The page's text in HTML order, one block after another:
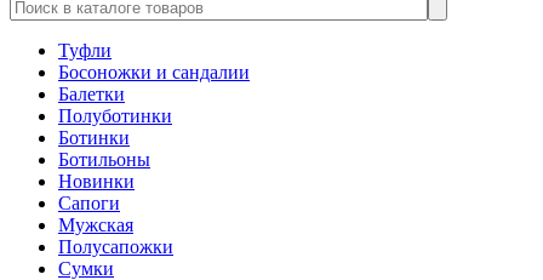
Туфли
Босоножки и сандалии
Балетки
Полуботинки
Ботинки
Ботильоны
Новинки
Сапоги
Мужская
Полусапожки
Сумки